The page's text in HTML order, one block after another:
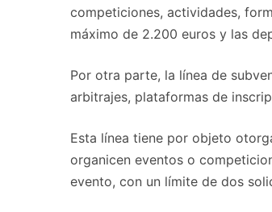
competiciones, actividades,
máximo de 2.200 euros y las
Por otra parte, la línea de
arbitrajes, plataformas de
Esta línea tiene por objeto
organicen eventos o
evento, con un límite de dos